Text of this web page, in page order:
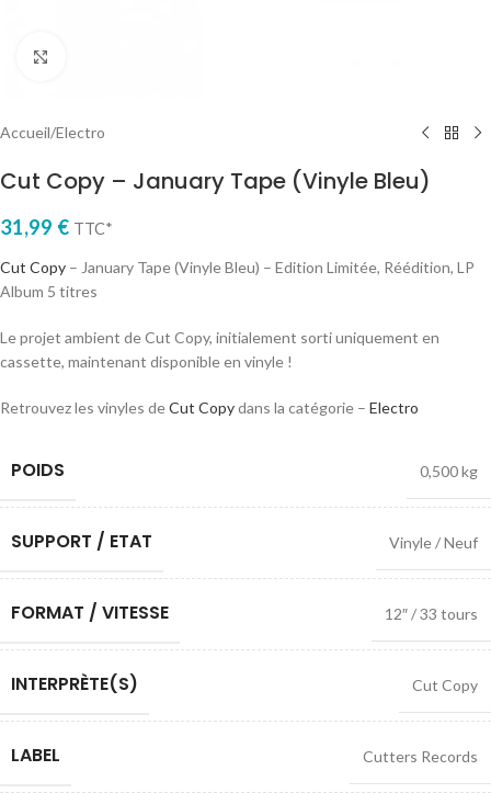
Accueil/Electro
Cut Copy – January Tape (Vinyle Bleu)
31,99 € TTC*
Cut Copy – January Tape (Vinyle Bleu) – Edition Limitée, Réédition, LP
Album 5 titres
Le projet ambient de Cut Copy, initialement sorti uniquement en
cassette, maintenant disponible en vinyle !
Retrouvez les vinyles deCut Copydans la catégorie – Electro
POIDS 0,500 kg
SUPPORT / ETAT Vinyle / Neuf
FORMAT / VITESSE 12″ / 33 tours
INTERPRÈTE(S) Cut Copy
LABEL Cutters Records